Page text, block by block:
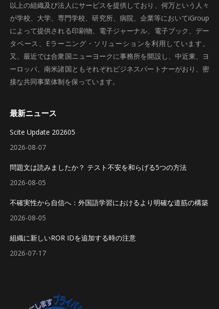
以上の組織及び法人にサービスを提供しており、何万という人々
が学校、大学、専門学校、研究所、病院、企業等においてiGroup
によって提供される印刷物、電子ジャーナル、電子ブック、デー
タベース、Eラーニング・ソリューションを利用しています。
又、最近では合衆国ニューヨークに事務所を開設し、中近東、ヨ
ーロッパ、南米諸国ともそれぞれビジネスパートナーがおり、密
接な共同事業体制を保っています。
最新ニュース
Scite Update 202605
2026-08-07
問題文は読みましたか？ テスト不安を和らげる5つの方法
2026-08-05
不確実性から自信へ：外国語学習におけるより明確な道筋の構築
2026-08-05
組織に新しいROR IDを追加する時の注意
2026-07-17